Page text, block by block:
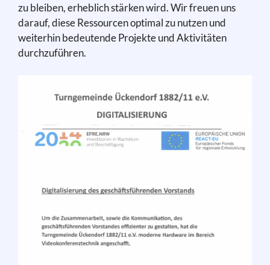
zu bleiben, erheblich stärken wird. Wir freuen uns
darauf, diese Ressourcen optimal zu nutzen und
weiterhin bedeutende Projekte und Aktivitäten
durchzuführen.